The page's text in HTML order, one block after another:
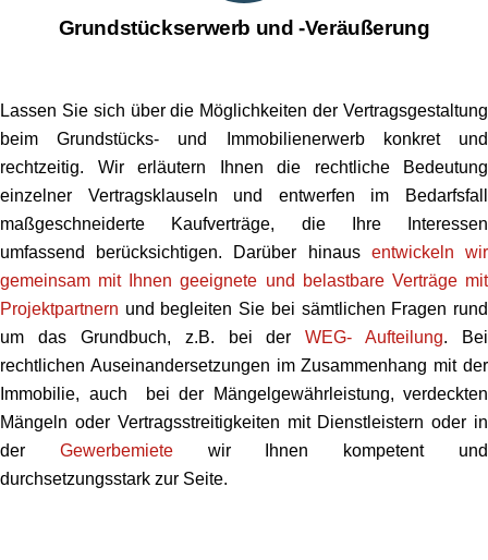
Grundstückserwerb und -Veräußerung
Lassen Sie sich über die Möglichkeiten der Vertragsgestaltung
beim Grundstücks- und Immobilienerwerb konkret und
rechtzeitig. Wir erläutern Ihnen die rechtliche Bedeutung
einzelner Vertragsklauseln und entwerfen im Bedarfsfall
maßgeschneiderte Kaufverträge, die Ihre Interessen
umfassend berücksichtigen. Darüber hinaus entwickeln wir
gemeinsam mit Ihnen geeignete und belastbare Verträge mit
Projektpartnern und begleiten Sie bei sämtlichen Fragen rund
um das Grundbuch, z.B. bei derWEG- Aufteilung. Bei
rechtlichen Auseinandersetzungen im Zusammenhang mit der
Immobilie, auch bei der Mängelgewährleistung, verdeckten
Mängeln oder Vertragsstreitigkeiten mit Dienstleistern oder in
der Gewerbemietewir Ihnen kompetent und
durchsetzungsstark zur Seite.